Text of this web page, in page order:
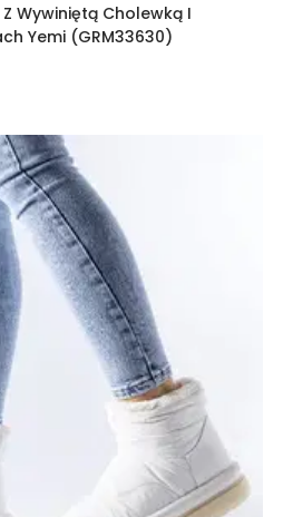
Wywiniętą Cholewką I
Yemi (GRM33630)